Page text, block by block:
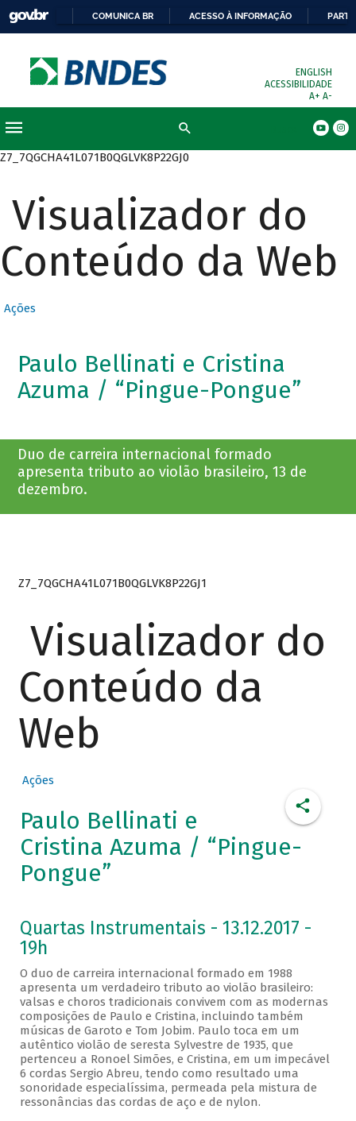
COMUNICA BR ACESSO À INFORMAÇÃO
ENGLISH
ACESSIBILIDADE
A+ A-
Z7_7QGCHA41L071B0QGLVK8P22GJ0
Visualizador do
Conteúdo da Web
Ações
Paulo Bellinati e Cristina
Azuma / “Pingue-Pongue”
Duo de carreira internacional formado
apresenta tributo ao violão brasileiro, 13 de
dezembro.
Z7_7QGCHA41L071B0QGLVK8P22GJ1
Visualizador do
Conteúdo da
Web
Ações
Paulo Bellinati e
Cristina Azuma / “Pingue-
Pongue”
Quartas Instrumentais - 13.12.2017 -
19h
O duo de carreira internacional formado em 1988
apresenta um verdadeiro tributo ao violão brasileiro:
valsas e choros tradicionais convivem com as modernas
composições de Paulo e Cristina, incluindo também
músicas de Garoto e Tom Jobim. Paulo toca em um
autêntico violão de seresta Sylvestre de 1935, que
pertenceu a Ronoel Simões, e Cristina, em um impecável
6 cordas Sergio Abreu, tendo como resultado uma
sonoridade especialíssima, permeada pela mistura de
ressonâncias das cordas de aço e de nylon.